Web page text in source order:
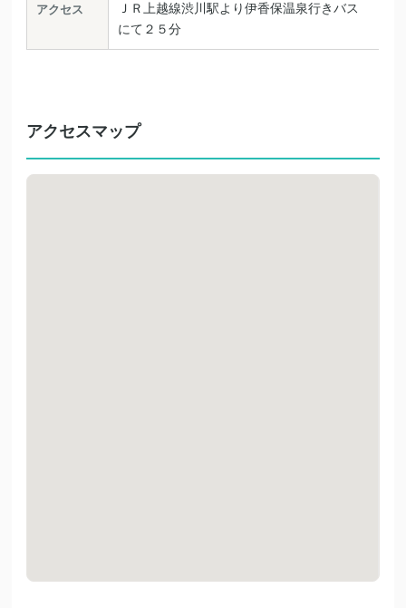
アクセス
ＪＲ上越線渋川駅より伊香保温泉行きバス
にて２５分
アクセスマップ